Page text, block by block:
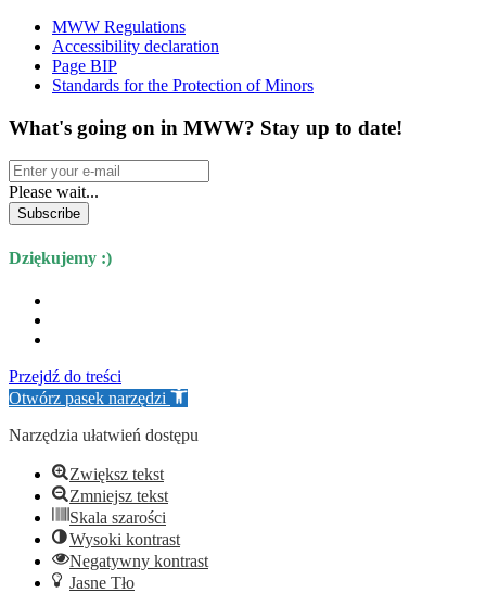
MWW Regulations
Accessibility declaration
Page BIP
Standards for the Protection of Minors
What's going on in MWW? Stay up to date!
Please wait...
Subscribe
Dziękujemy :)
Przejdź do treści
Otwórz pasek narzędzi
Narzędzia ułatwień dostępu
Zwiększ tekst
Zmniejsz tekst
Skala szarości
Wysoki kontrast
Negatywny kontrast
Jasne Tło